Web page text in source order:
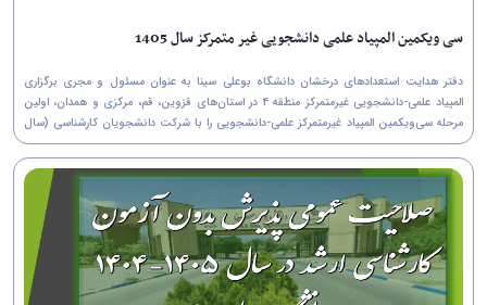
سی ویکمین المپیاد علمی دانشجویی غیر متمرکز سال 1405
دفتر هدایت استعدادهای درخشان دانشگاه بوعلی سینا به عنوان مسئول و مجری برگزاری
المپیاد علمی-دانشجویی غیرمتمرکز منطقه 4 در استان‌های قزوین، قم، مرکزی و همدان، اولین
مرحله سی‌ویکمین المپیاد غیرمتمرکز علمی-دانشجویی را با شرکت دانشجویان کارشناسی (سال
سوم یا چهارم ) با همکاری دانشگاه‌های...